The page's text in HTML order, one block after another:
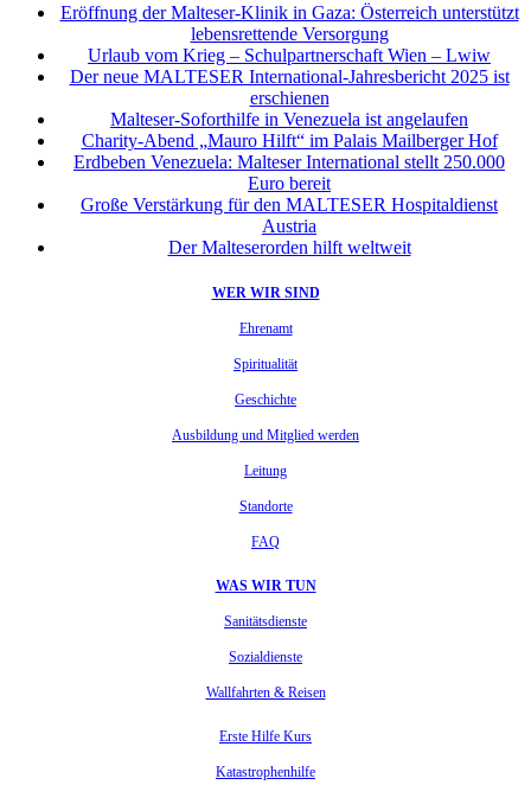
Eröffnung der Malteser-Klinik in Gaza: Österreich unterstützt
lebensrettende Versorgung
Urlaub vom Krieg – Schulpartnerschaft Wien – Lwiw
Der neue MALTESER International-Jahresbericht 2025 ist
erschienen
Malteser-Soforthilfe in Venezuela ist angelaufen
Charity-Abend „Mauro Hilft“ im Palais Mailberger Hof
Erdbeben Venezuela: Malteser International stellt 250.000
Euro bereit
Große Verstärkung für den MALTESER Hospitaldienst
Austria
Der Malteserorden hilft weltweit
WER WIR SIND
Ehrenamt
Spiritualität
Geschichte
Ausbildung und Mitglied werden
Leitung
Standorte
FAQ
WAS WIR TUN
Sanitätsdienste
Sozialdienste
Wallfahrten & Reisen
Erste Hilfe Kurs
Katastrophenhilfe